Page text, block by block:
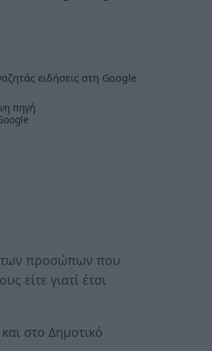
ειδήσεις στη Google
πηγή
των προσώπων που
είτε γιατί έτσι
στο Δημοτικό